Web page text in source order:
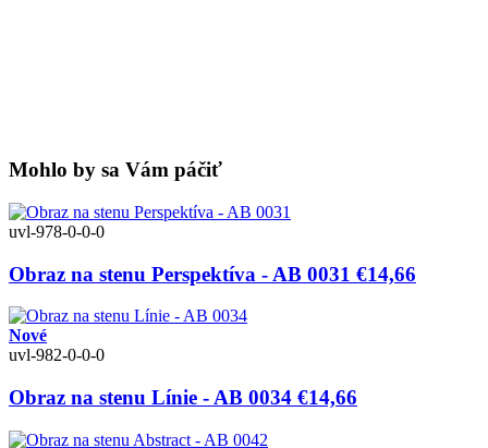
Mohlo by sa Vám páčiť
uvl-978-0-0-0
Obraz na stenu Perspektíva - AB 0031 €14,66
Nové
uvl-982-0-0-0
Obraz na stenu Línie - AB 0034 €14,66